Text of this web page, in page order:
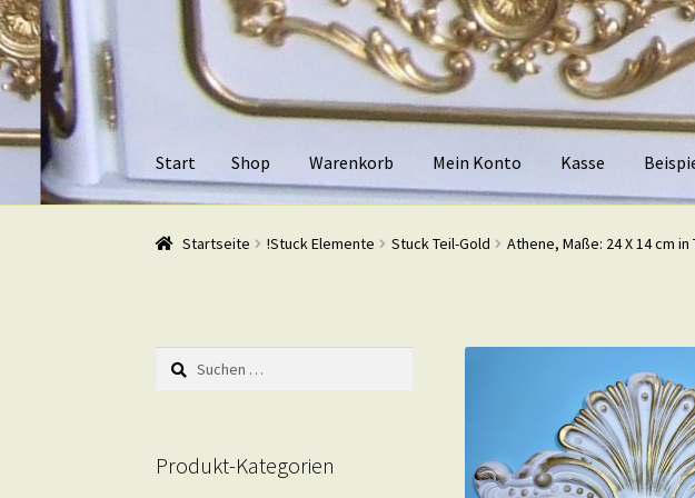
Zur
Navigation
springen
Zum
Inhalt
springen
Start Shop Warenkorb Mein Konto Kasse
Start ShopWarenkorb Mein Konto KasseBeispiele Kontakt
Startseite !Stuck Elemente Stuck Teil-Gold Athene, Maße: 24 X 14 cm in
Suchen
nach:
Produkt-Kategorien